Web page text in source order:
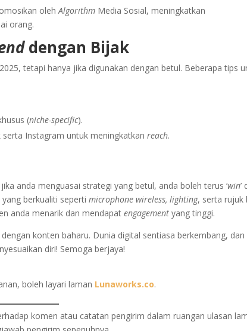
olehAlgorithm Media Sosial, meningkatkan
orang.
dengan Bijak
tetapi hanya jika digunakan dengan betul. Beberapa tips
(niche-specific).
serta Instagram untuk meningkatkanreach.
anda menguasai strategi yang betul, anda boleh terus ‘win’
yang berkualiti sepertimicrophone wireless, lighting, serta rujuk
anda menarik dan mendapatengagement yang tinggi.
konten baharu. Dunia digital sentiasa berkembang, dan
diri! Semoga berjaya!
boleh layari laman Lunaworks.co.
komen atau catatan pengirim dalam ruangan ulasan